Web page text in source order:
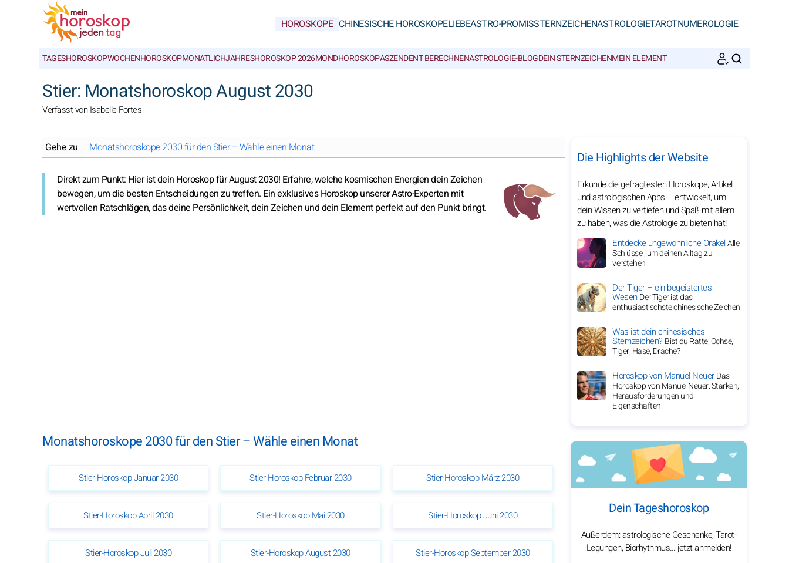
HOROSKOPE CHINESISCHE HOROSKOPELIEBEASTRO-PROMISSTERNZEICHENASTROLOGIETAROTNUMEROLOGIE
TAGESHOROSKOPWOCHENHOROSKOPMONATLICHJAHRESHOROSKOP 2026MONDHOROSKOPASZENDENT BERECHNENASTROLOGIE-BLOGDEIN STERNZEICHENMEIN ELEMENT
Stier: Monatshoroskop August 2030
Verfasst von Isabelle Fortes
Gehe zu Monatshoroskope 2030 für den Stier – Wähle einen Monat
Direkt zum Punkt: Hier ist dein Horoskop für August 2030! Erfahre, welche kosmischen Energien dein Zeichen
bewegen, um die besten Entscheidungen zu treffen. Ein exklusives Horoskop unserer Astro-Experten mit
wertvollen Ratschlägen, das deine Persönlichkeit, dein Zeichen und dein Element perfekt auf den Punkt bringt.
Monatshoroskope 2030 für den Stier – Wähle einen Monat
Stier-Horoskop Januar 2030 Stier-Horoskop Februar 2030 Stier-Horoskop März 2030
Stier-Horoskop April 2030 Stier-Horoskop Mai 2030 Stier-Horoskop Juni 2030
Stier-Horoskop Juli 2030 Stier-Horoskop August 2030 Stier-Horoskop September 2030
Die Highlights der Website
Erkunde die gefragtesten Horoskope, Artikel
und astrologischen Apps – entwickelt, um
dein Wissen zu vertiefen und Spaß mit allem
zu haben, was die Astrologie zu bieten hat!
Entdecke ungewöhnliche OrakelAlle
Schlüssel, um deinen Alltag zu
verstehen
Der Tiger – ein begeistertes
WesenDer Tiger ist das
enthusiastischste chinesische Zeichen.
Was ist dein chinesisches
Sternzeichen?Bist du Ratte, Ochse,
Tiger, Hase, Drache?
Horoskop von Manuel NeuerDas
Horoskop von Manuel Neuer: Stärken,
Herausforderungen und
Eigenschaften.
Dein Tageshoroskop
Außerdem: astrologische Geschenke, Tarot-
Legungen, Biorhythmus… jetzt anmelden!